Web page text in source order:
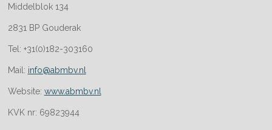
Middelblok 134
2831 BP Gouderak
Tel: +31(0)182-303160
Mail: info@abmbv.nl
Website: www.abmbv.nl
KVK nr: 69823944